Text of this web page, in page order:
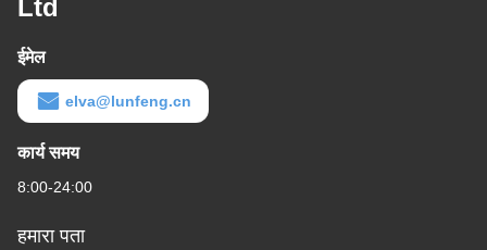
ईमेल
कार्य समय
8:00-24:00
हमारा पता
कंपनी का पता